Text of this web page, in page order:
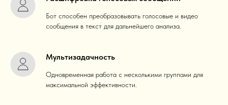
Бот способен преобразовывать голосовые и видео
сообщения в текст для дальнейшего анализа.
Мультизадачность
Одновременная работа с несколькими группами для
максимальной эффективности.